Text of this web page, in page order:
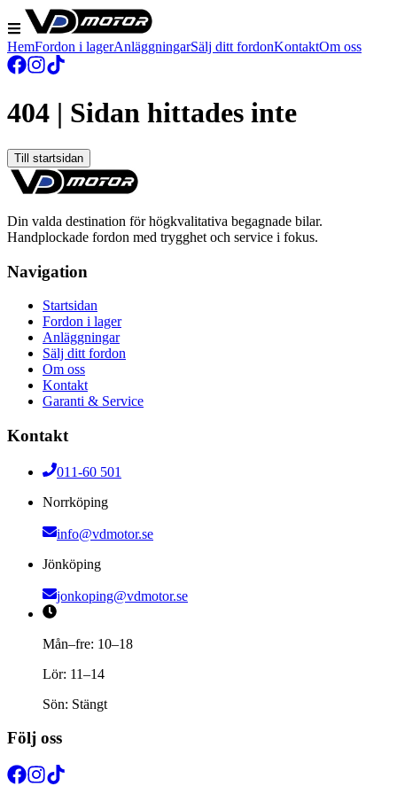
HemFordon i lagerAnläggningarSälj ditt fordonKontaktOm oss
404 | Sidan hittades inte
Till startsidan
Din valda destination för högkvalitativa begagnade bilar.
Handplockade fordon med trygghet och service i fokus.
Navigation
Startsidan
Fordon i lager
Anläggningar
Sälj ditt fordon
Om oss
Kontakt
Garanti & Service
Kontakt
011-60 501
Norrköping
info@vdmotor.se
Jönköping
jonkoping@vdmotor.se
Mån–fre: 10–18
Lör: 11–14
Sön: Stängt
Följ oss